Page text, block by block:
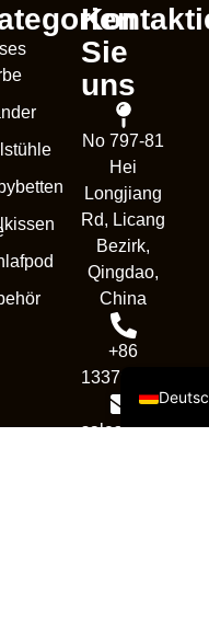
Sie
uns
No 797-81
Hei
Longjiang
Rd, Licang
Bezirk,
Qingdao,
China
+86
13370839302